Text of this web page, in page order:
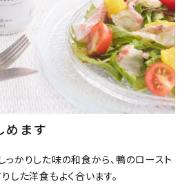
めます
かりした味の和食から、鴨のロースト
した洋食もよく合います。